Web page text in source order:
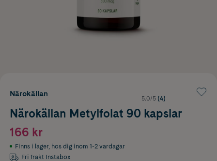
Närokällan
5.0/5 (4)
Närokällan Metylfolat 90 kapslar
166 kr
Finns i lager, hos dig inom 1-2 vardagar
Fri frakt Instabox